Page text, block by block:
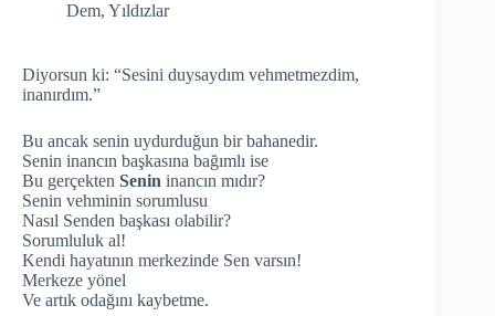
Dem, Yıldızlar
Diyorsun ki: “Sesini duysaydım vehmetmezdim,
inanırdım.”
Bu ancak senin uydurduğun bir bahanedir.
Senin inancın başkasına bağımlı ise
Bu gerçekten Senin inancın mıdır?
Senin vehminin sorumlusu
Nasıl Senden başkası olabilir?
Sorumluluk al!
Kendi hayatının merkezinde Sen varsın!
Merkeze yönel
Ve artık odağını kaybetme.